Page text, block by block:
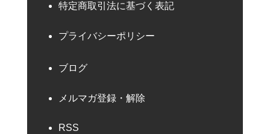
特定商取引法に基づく表記
プライバシーポリシー
ブログ
メルマガ登録・解除
RSS